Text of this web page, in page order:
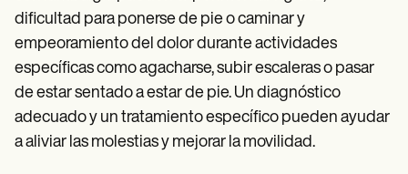
dificultad para ponerse de pie o caminar y
empeoramiento del dolor durante actividades
específicas como agacharse, subir escaleras o pasar
de estar sentado a estar de pie. Un diagnóstico
adecuado y un tratamiento específico pueden ayudar
a aliviar las molestias y mejorar la movilidad.